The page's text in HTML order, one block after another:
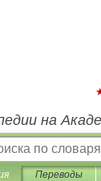
на
Переводы